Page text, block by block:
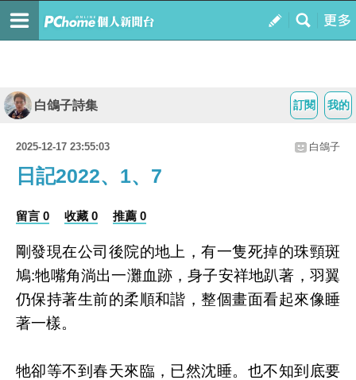
我的
訂閱
白鴿子詩集
2025-12-17 23:55:03 白鴿子
日記2022、1、7
留言 0 收藏 0 推薦 0
剛發現在公司後院的地上，有一隻死掉的珠頸斑
鳩:牠嘴角淌出一灘血跡，身子安祥地趴著，羽翼
仍保持著生前的柔順和諧，整個畫面看起來像睡
著一樣。
牠卻等不到春天來臨，已然沈睡。也不知到底要